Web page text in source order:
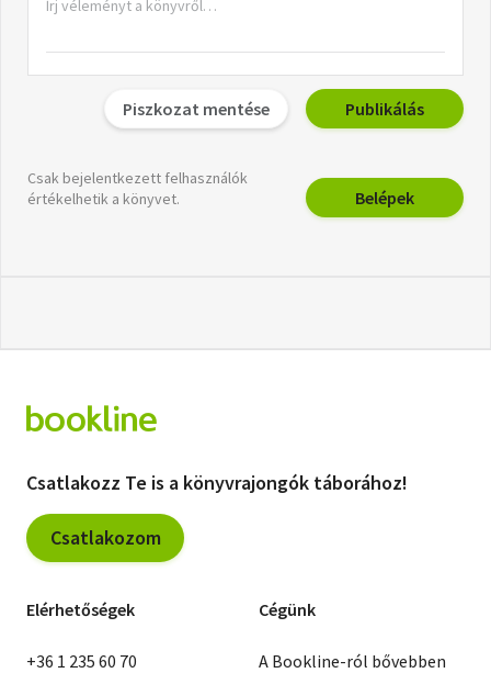
Piszkozat mentése Publikálás
Csak bejelentkezett felhasználók
értékelhetik a könyvet.
Belépek
Csatlakozz Te is a könyvrajongók táborához!
Csatlakozom
Elérhetőségek
+36 1 235 60 70
Cégünk
A Bookline-ról bővebben